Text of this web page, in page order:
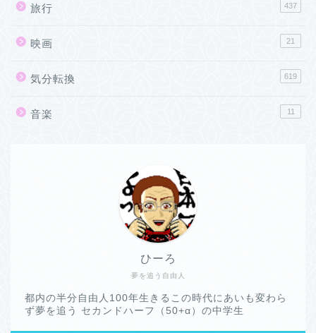
旅行 437
映画 21
気分転換 619
音楽 11
夢を追う自由人
ひーろ
都内の半分自由人100年生きるこの時代にあいも変わら
ず夢を追う セカンドハーフ（50+α）の中学生